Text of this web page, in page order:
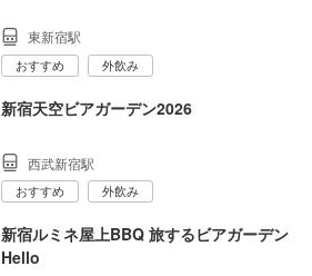
東新宿駅
おすすめ 外飲み
新宿天空ビアガーデン2026
西武新宿駅
おすすめ 外飲み
新宿ルミネ屋上BBQ 旅するビアガーデン
Hello